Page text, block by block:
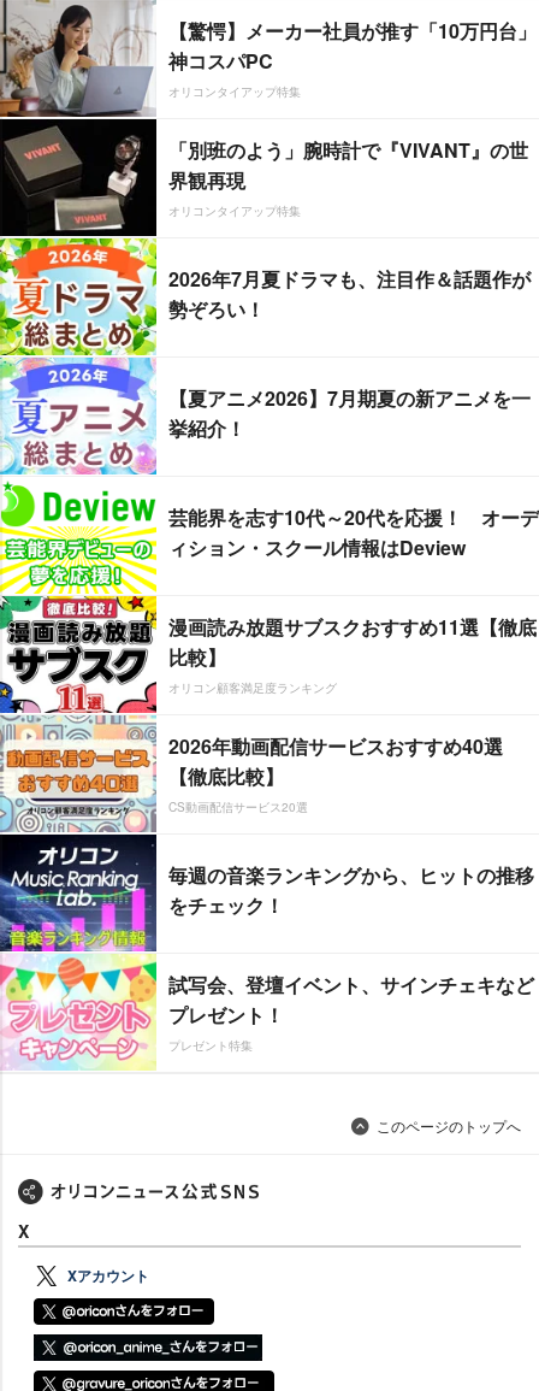
【驚愕】メーカー社員が推す「10万円台」
神コスパPC
オリコンタイアップ特集
「別班のよう」腕時計で『VIVANT』の世
界観再現
オリコンタイアップ特集
2026年7月夏ドラマも、注目作＆話題作が
勢ぞろい！
【夏アニメ2026】7月期夏の新アニメを一
挙紹介！
芸能界を志す10代～20代を応援！ オーデ
ィション・スクール情報はDeview
漫画読み放題サブスクおすすめ11選【徹底
比較】
オリコン顧客満足度ランキング
2026年動画配信サービスおすすめ40選
【徹底比較】
CS動画配信サービス20選
毎週の音楽ランキングから、ヒットの推移
をチェック！
試写会、登壇イベント、サインチェキなど
プレゼント！
プレゼント特集
このページのトップへ
X
Xアカウント